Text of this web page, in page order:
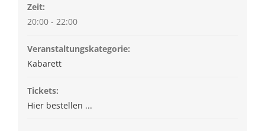
Zeit:
20:00 - 22:00
Veranstaltungskategorie:
Kabarett
Tickets:
Hier bestellen ...